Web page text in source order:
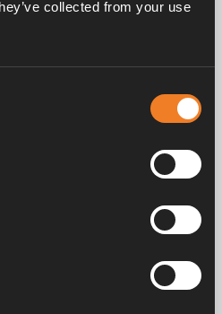
collected from your use